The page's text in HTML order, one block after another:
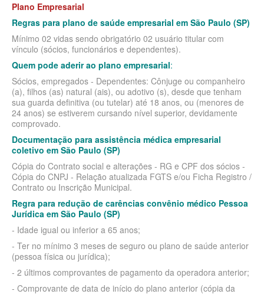
ÚNICA PLANO DE SAÚDE SÊNIOR
UNIHOSP PLANO DE SAÚDE SÊNIOR
OPERADORAS
PLANO DE SAÚDE ALLIANZ
PLANO DE SAÚDE AMEPLAN
PLANO DE SAÚDE AMENO
PLANO DE SAÚDE AMIL
PLANO DE SAÚDE BIOSAÚDE
PLANO DE SAÚDE BIOVIDA
PLANO DE SAÚDE BLUEMED
PLANO DE SAÚDE BRADESCO
PLANO DE SAÚDE CAIXA
Plano Empresarial
Regras para plano de saúde empresarial em São Paulo (SP)
Mínimo 02 vidas sendo obrigatório 02 usuário titular com
vínculo (sócios, funcionários e dependentes).
Quem pode aderir ao plano empresarial:
Sócios, empregados - Dependentes: Cônjuge ou companheiro
(a), filhos (as) natural (ais), ou adotivo (s), desde que tenham
sua guarda definitiva (ou tutelar) até 18 anos, ou (menores de
24 anos) se estiverem cursando nível superior, devidamente
comprovado.
Documentação para assistência médica empresarial
coletivo em São Paulo (SP)
Cópia do Contrato social e alterações - RG e CPF dos sócios -
Cópia do CNPJ - Relação atualizada FGTS e/ou Ficha Registro /
Contrato ou Inscrição Municipal.
Regra para redução de carências convênio médico Pessoa
Jurídica em São Paulo (SP)
- Idade igual ou inferior a 65 anos;
- Ter no mínimo 3 meses de seguro ou plano de saúde anterior
(pessoa física ou jurídica);
- 2 últimos comprovantes de pagamento da operadora anterior;
- Comprovante de data de início do plano anterior (cópia da